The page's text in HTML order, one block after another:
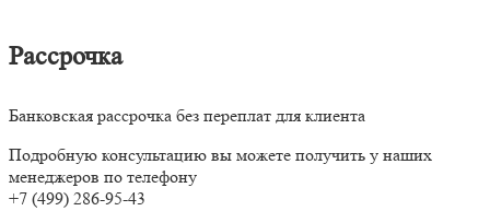
Рассрочка
Банковская рассрочка без переплат для клиента
Подробную консультацию вы можете получить у наших
менеджеров по телефону
+7 (499) 286-95-43